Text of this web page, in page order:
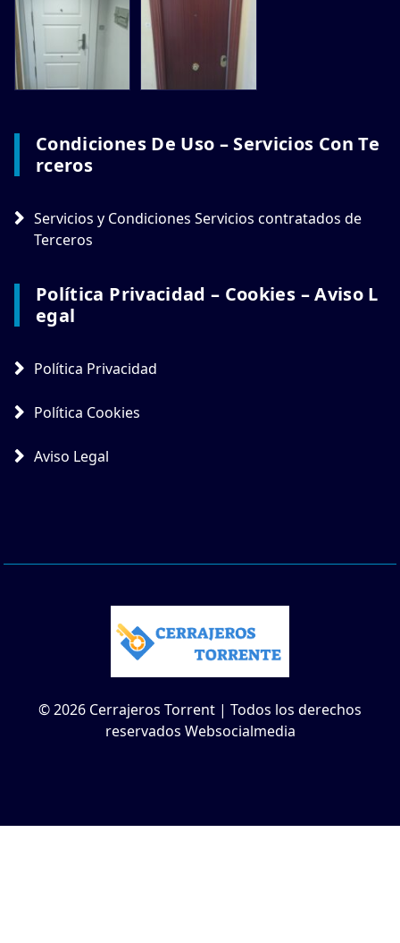
Condiciones De Uso – Servicios Con Te
Rceros
Servicios y Condiciones Servicios contratados de
Terceros
Política Privacidad – Cookies – Aviso L
Egal
Política Privacidad
Política Cookies
Aviso Legal
© 2026 Cerrajeros Torrent | Todos los derechos
reservados Websocialmedia